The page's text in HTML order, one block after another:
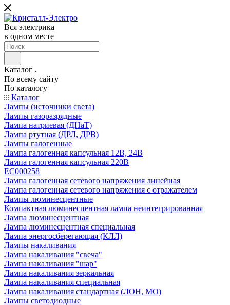
Вся электрика
в одном месте
Каталог
По всему сайту
По каталогу
Каталог
Лампы (источники света)
Лампы газоразрядные
Лампа натриевая (ДНаТ)
Лампа ртутная (ДРЛ, ДРВ)
Лампы галогенные
Лампа галогенная капсульная 12В, 24В
Лампа галогенная капсульная 220В
EC000258
Лампа галогенная сетевого напряжения линейная
Лампа галогенная сетевого напряжения с отражателем
Лампы люминесцентные
Компактная люминесцентная лампа неинтегрированная
Лампа люминесцентная
Лампа люминесцентная специальная
Лампа энергосберегающая (КЛЛ)
Лампы накаливания
Лампа накаливания "свеча"
Лампа накаливания "шар"
Лампа накаливания зеркальная
Лампа накаливания специальная
Лампа накаливания стандартная (ЛОН, МО)
Лампы светодиодные